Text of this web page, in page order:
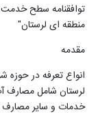
توافقنامه سطح
منطقه ای لرستان"
مقدمه
انواع تعرفه در
لرستان شامل
خدمات و سایر مصارف